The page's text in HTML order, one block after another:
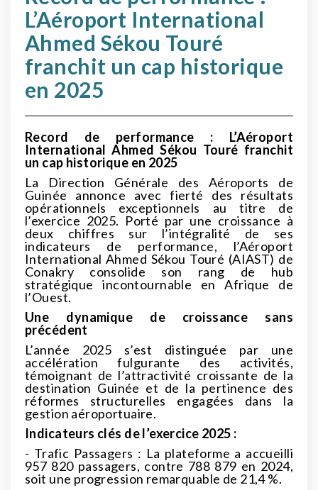
L’Aéroport International
Ahmed Sékou Touré
franchit un cap historique
en 2025
Record de performance : L’Aéroport
International Ahmed Sékou Touré franchit
un cap historique en 2025
La Direction Générale des Aéroports de
Guinée annonce avec fierté des résultats
opérationnels exceptionnels au titre de
l’exercice 2025. Porté par une croissance à
deux chiffres sur l’intégralité de ses
indicateurs de performance, l’Aéroport
International Ahmed Sékou Touré (AIAST) de
Conakry consolide son rang de hub
stratégique incontournable en Afrique de
l’Ouest.
Une dynamique de croissance sans
précédent
L’année 2025 s’est distinguée par une
accélération fulgurante des activités,
témoignant de l’attractivité croissante de la
destination Guinée et de la pertinence des
réformes structurelles engagées dans la
gestion aéroportuaire.
Indicateurs clés de l’exercice 2025 :
- Trafic Passagers : La plateforme a accueilli
957 820 passagers, contre 788 879 en 2024,
soit une progression remarquable de 21,4 %.